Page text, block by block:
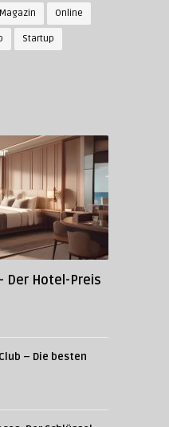
Magazin Online
Startup
Der Hotel-Preis
– Die besten